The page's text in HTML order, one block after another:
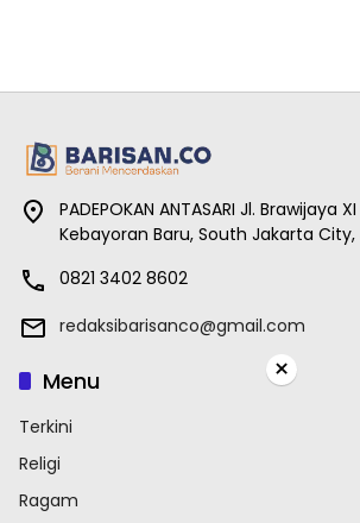
PADEPOKAN ANTASARI Jl. Brawijaya
Kebayoran Baru, South Jakarta City,
0821 3402 8602
redaksibarisanco@gmail.com
Menu
Terkini
Religi
Ragam
×